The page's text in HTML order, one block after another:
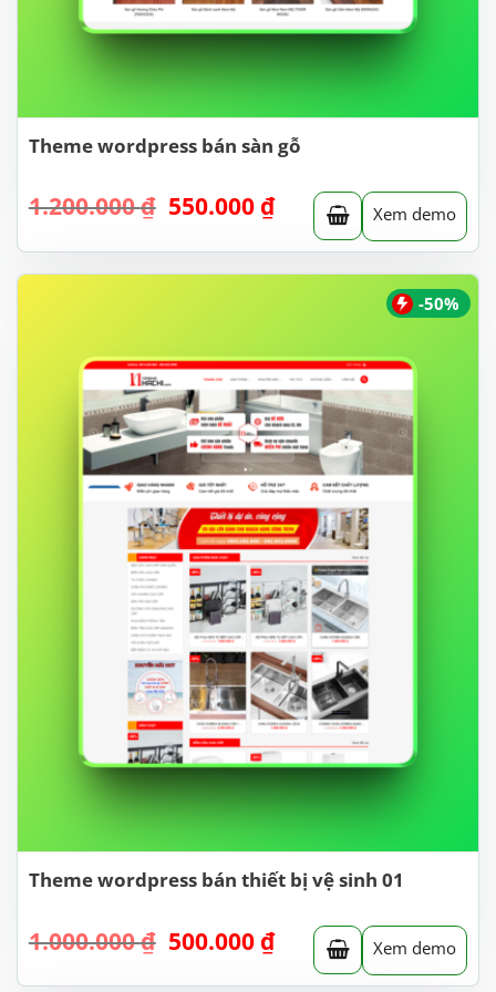
Theme wordpress bán sàn gỗ
1.200.000₫ Giá
là:
1.200.000 ₫.
550.000 ₫Giá
hiện
tại
là:
Xem demo
-50%
Theme wordpress bán thiết bị vệ sinh 01
1.000.000₫ Giá
là:
500.000 ₫Giá
hiện
tại
Xem demo